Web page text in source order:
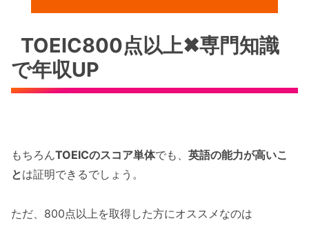
TOEIC800点以上✖︎専門知識
で年収UP
もちろんTOEICのスコア単体でも、 英語の能力が高いこ
とは証明できるでしょう。
ただ、800点以上を取得した方にオススメなのは